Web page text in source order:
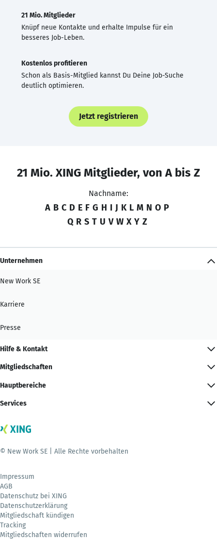
21 Mio. Mitglieder
Knüpf neue Kontakte und erhalte Impulse für ein
besseres Job-Leben.
Kostenlos profitieren
Schon als Basis-Mitglied kannst Du Deine Job-Suche
deutlich optimieren.
Jetzt registrieren
21 Mio. XING Mitglieder, von A bis Z
Nachname:
A B C D E F G H I J K L M N O P
Q R S T U V W X Y Z
Unternehmen
New Work SE
Karriere
Presse
Hilfe & Kontakt
Mitgliedschaften
Hauptbereiche
Services
© New Work SE | Alle Rechte vorbehalten
Impressum
AGB
Datenschutz bei XING
Datenschutzerklärung
Mitgliedschaft kündigen
Tracking
Mitgliedschaften widerrufen